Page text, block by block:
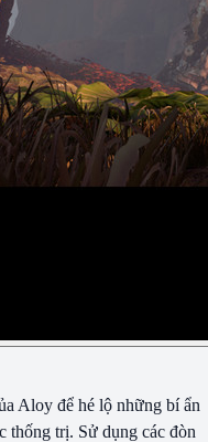
Aloy để hé lộ những bí ẩn
trị. Sử dụng các đòn